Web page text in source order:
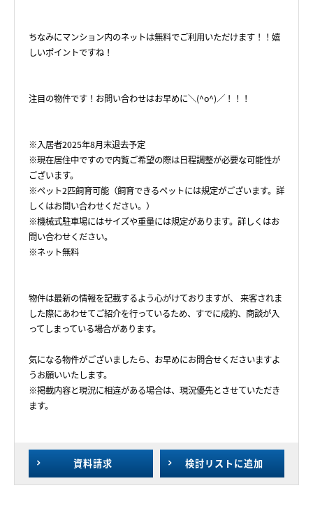
資料請求 検討リストに追加
ちなみにマンション内のネットは無料でご利用いただけます！！嬉
しいポイントですね！
注目の物件です！お問い合わせはお早めに＼(^o^)／！！！
※入居者2025年8月末退去予定
※現在居住中ですので内覧ご希望の際は日程調整が必要な可能性が
ございます。
※ペット2匹飼育可能（飼育できるペットには規定がございます。詳
しくはお問い合わせください。）
※機械式駐車場にはサイズや重量には規定があります。詳しくはお
問い合わせください。
※ネット無料
物件は最新の情報を記載するよう心がけておりますが、 来客されま
した際にあわせてご紹介を行っているため、すでに成約、商談が入
ってしまっている場合があります。
気になる物件がございましたら、お早めにお問合せくださいますよ
うお願いいたします。
※掲載内容と現況に相違がある場合は、現況優先とさせていただき
ます。